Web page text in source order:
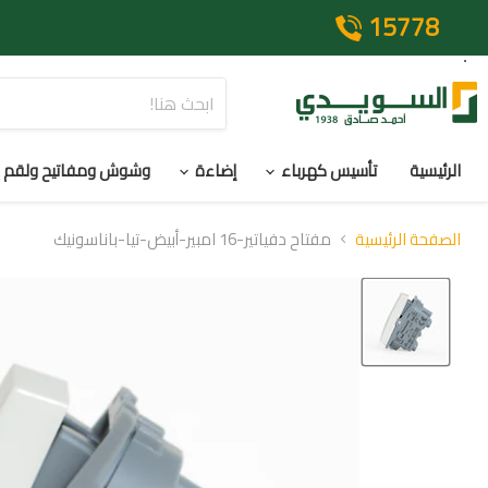
15778
الرئيسية تأسيس كهرباء إضاءة وشوش ومفاتيح ولقم
الصفحة الرئيسية مفتاح دفياتير-16 امبير-أبيض-تيا-باناسونيك